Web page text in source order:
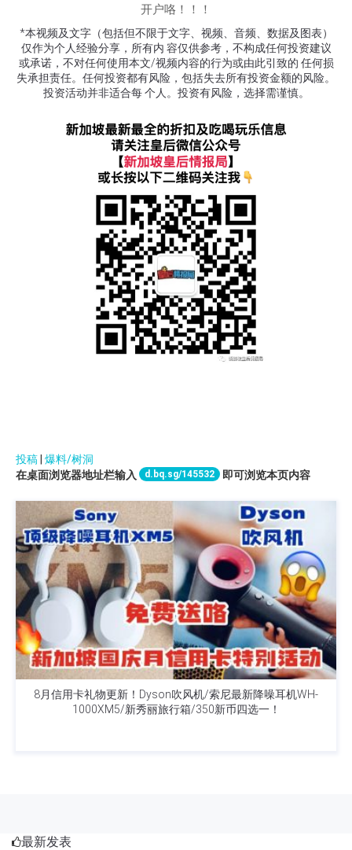
开户咯！！！
*本视频及文字（包括但不限于文字、视频、音频、数据及图表）
仅作为个人经验分享，所有内 容仅供参考，不构成任何投资建议
或承诺，不对任何使用本文/视频内容的行为或由此引致的 任何损
失承担责任。任何投资都有风险，包括失去所有投资金额的风险。
投资活动并非适合每 个人。投资有风险，选择需谨慎。
投稿 爆料/树洞
在桌面浏览器地址栏输入
d.bq.sg/145532 即可浏览本页内容
8月信用卡礼物更新！Dyson吹风机/索尼最新降噪耳机WH-
1000XM5/新秀丽旅行箱/350新币四选一！
最新发表